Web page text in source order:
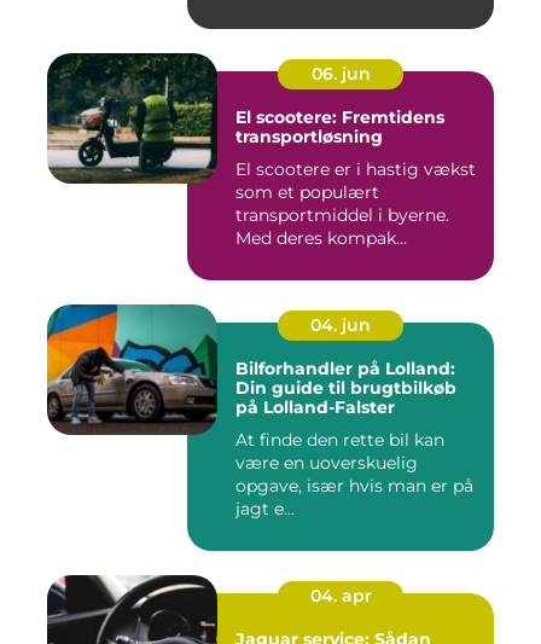
06. jun
El scootere: Fremtidens
transportløsning
El scootere er i hastig vækst
som et populært
transportmiddel i byerne.
Med deres kompak...
04. jun
Bilforhandler på Lolland:
Din guide til brugtbilkøb
på Lolland-Falster
At finde den rette bil kan
være en uoverskuelig
opgave, især hvis man er på
jagt e...
04. apr
Jaguar service: Sådan